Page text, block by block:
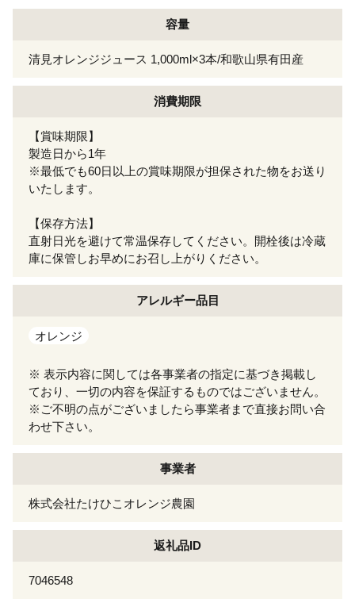
容量
清見オレンジジュース 1,000ml×3本/和歌山県有田産
消費期限
【賞味期限】
製造日から1年
※最低でも60日以上の賞味期限が担保された物をお送り
いたします。
【保存方法】
直射日光を避けて常温保存してください。開栓後は冷蔵
庫に保管しお早めにお召し上がりください。
アレルギー品目
オレンジ
※ 表示内容に関しては各事業者の指定に基づき掲載し
ており、一切の内容を保証するものではございません。
※ご不明の点がございましたら事業者まで直接お問い合
わせ下さい。
事業者
株式会社たけひこオレンジ農園
返礼品ID
7046548